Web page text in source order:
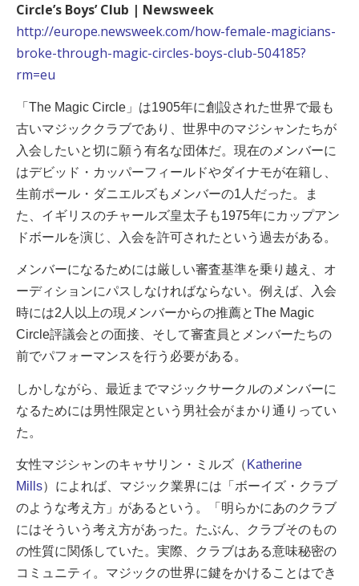
Circle’s Boys’ Club | Newsweek
http://europe.newsweek.com/how-female-magicians-
broke-through-magic-circles-boys-club-504185?
rm=eu
「The Magic Circle」は1905年に創設された世界で最も
古いマジッククラブであり、世界中のマジシャンたちが
入会したいと切に願う有名な団体だ。現在のメンバーに
はデビッド・カッパーフィールドやダイナモが在籍し、
生前ポール・ダニエルズもメンバーの1人だった。ま
た、イギリスのチャールズ皇太子も1975年にカップアン
ドボールを演じ、入会を許可されたという過去がある。
メンバーになるためには厳しい審査基準を乗り越え、オ
ーディションにパスしなければならない。例えば、入会
時には2人以上の現メンバーからの推薦とThe Magic
Circle評議会との面接、そして審査員とメンバーたちの
前でパフォーマンスを行う必要がある。
しかしながら、最近までマジックサークルのメンバーに
なるためには男性限定という男社会がまかり通りってい
た。
女性マジシャンのキャサリン・ミルズ（ Katherine
Mills）によれば、マジック業界には「ボーイズ・クラブ
のような考え方」があるという。「明らかにあのクラブ
にはそういう考え方があった。たぶん、クラブそのもの
の性質に関係していた。実際、クラブはある意味秘密の
コミュニティ。マジックの世界に鍵をかけることはでき